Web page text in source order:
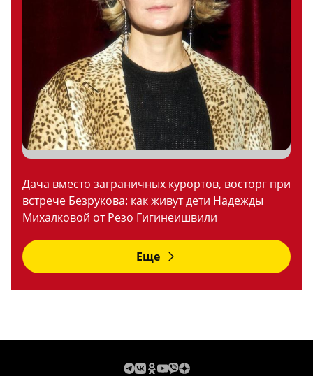
Дача вместо заграничных курортов, восторг при
встрече Безрукова: как живут дети Надежды
Михалковой от Резо Гигинеишвили
Еще